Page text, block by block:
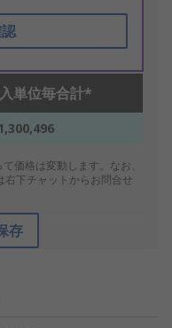
単位毎合計*
価格は変動します。なお、
下チャットからお問合せ
存